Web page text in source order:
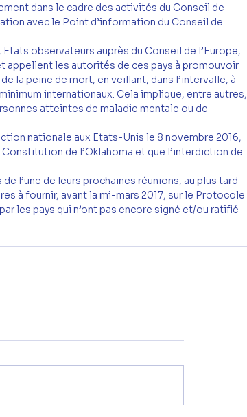
dans le cadre des activités du Conseil de
avec le Point d’information du Conseil de
observateurs auprès du Conseil de l’Europe,
appellent les autorités de ces pays à promouvoir
la peine de mort, en veillant, dans l’intervalle, à
internationaux. Cela implique, entre autres,
atteintes de maladie mentale ou de
nationale aux Etats-Unis le 8 novembre 2016,
de l’Oklahoma et que l’interdiction de
l’une de leurs prochaines réunions, au plus tard
à fournir, avant la mi-mars 2017, sur le Protocole
les pays qui n’ont pas encore signé et/ou ratifié